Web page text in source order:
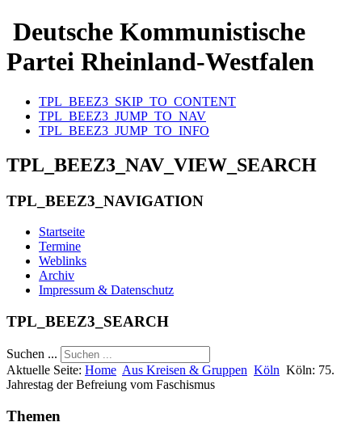
Deutsche Kommunistische
Partei Rheinland-Westfalen
TPL_BEEZ3_SKIP_TO_CONTENT
TPL_BEEZ3_JUMP_TO_NAV
TPL_BEEZ3_JUMP_TO_INFO
TPL_BEEZ3_NAV_VIEW_SEARCH
TPL_BEEZ3_NAVIGATION
Startseite
Termine
Weblinks
Archiv
Impressum & Datenschutz
TPL_BEEZ3_SEARCH
Suchen ...
Aktuelle Seite: Home Aus Kreisen & Gruppen Köln Köln: 75.
Jahrestag der Befreiung vom Faschismus
Themen